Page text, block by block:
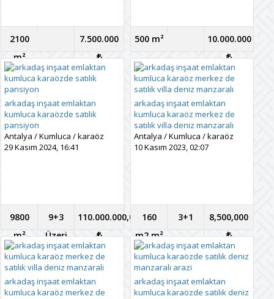
2100
m²
7.500.000 500 m² 10.000.000
arkadaş inşaat emlaktan
kumluca karaözde satılık
pansiyon
Antalya /Kumluca /karaöz
29 Kasım 2024, 16:41
9800
m²
9+3
Üzeri
110.000.000,00
arkadaş inşaat emlaktan
kumluca karaöz merkez de
satılık villa deniz manzaralı
Antalya /Kumluca /karaöz
10 Kasım 2023, 02:07
160
m2 m²
3+1 8,500,000
arkadaş inşaat emlaktan
kumluca karaöz merkez de
arkadaş inşaat emlaktan
kumluca karaözde satılık deniz